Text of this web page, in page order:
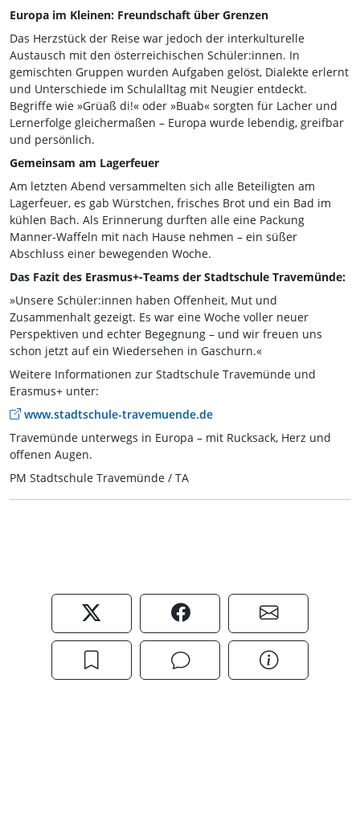
Europa im Kleinen: Freundschaft über Grenzen
Das Herzstück der Reise war jedoch der interkulturelle
Austausch mit den österreichischen Schüler:innen. In
gemischten Gruppen wurden Aufgaben gelöst, Dialekte erlernt
und Unterschiede im Schulalltag mit Neugier entdeckt.
Begriffe wie »Grüaß di!« oder »Buab« sorgten für Lacher und
Lernerfolge gleichermaßen – Europa wurde lebendig, greifbar
und persönlich.
Gemeinsam am Lagerfeuer
Am letzten Abend versammelten sich alle Beteiligten am
Lagerfeuer, es gab Würstchen, frisches Brot und ein Bad im
kühlen Bach. Als Erinnerung durften alle eine Packung
Manner-Waffeln mit nach Hause nehmen – ein süßer
Abschluss einer bewegenden Woche.
Das Fazit des Erasmus+-Teams der Stadtschule Travemünde:
»Unsere Schüler:innen haben Offenheit, Mut und
Zusammenhalt gezeigt. Es war eine Woche voller neuer
Perspektiven und echter Begegnung – und wir freuen uns
schon jetzt auf ein Wiedersehen in Gaschurn.«
Weitere Informationen zur Stadtschule Travemünde und
Erasmus+ unter:
www.stadtschule-travemuende.de
Travemünde unterwegs in Europa – mit Rucksack, Herz und
offenen Augen.
PM Stadtschule Travemünde / TA